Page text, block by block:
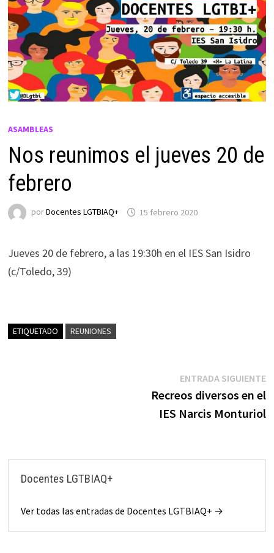
ASAMBLEAS
Nos reunimos el jueves 20 de
febrero
porDocentes LGTBIAQ+ 15 febrero 2020
Jueves 20 de febrero, a las 19:30h en el IES San Isidro
(c/Toledo, 39)
ETIQUETADO REUNIONES
ENTRADA SIGUIENTE
Recreos diversos en el
IES Narcis Monturiol
Docentes LGTBIAQ+
Ver todas las entradas de Docentes LGTBIAQ+ →